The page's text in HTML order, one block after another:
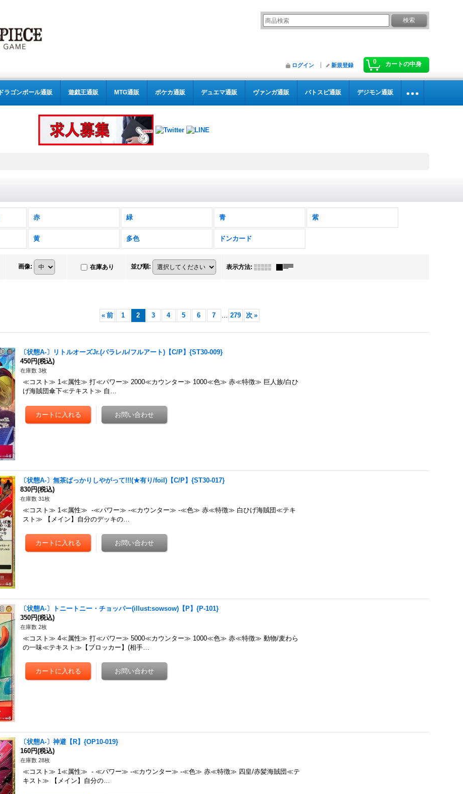
0 カートの中身
ログイン 新規登録
ドラゴンボール通販 遊戯王通販 MTG通販 ポケカ通販 デュエマ通販 ヴァンガ通販 バトスピ通販 デジモン通販
赤 緑 青 紫
黄 多色 ドンカード
画像: 在庫あり 並び順: 表示方法:
« 前 1 2 3 4 5 6 7 ... 279 次 »
〔状態A-〕リトルオーズJr.(パラレル/フルアート)【C/P】{ST30-009}
450円(税込)
在庫数 3枚
≪コスト≫ 1≪属性≫ 打≪パワー≫ 2000≪カウンター≫ 1000≪色≫ 赤≪特徴≫ 巨人族/白ひ
げ海賊団傘下≪テキスト≫ 自…
〔状態A-〕無茶ばっかりしやがって!!!(★有り/foil)【C/P】{ST30-017}
830円(税込)
在庫数 31枚
≪コスト≫ 1≪属性≫ -≪パワー≫ -≪カウンター≫ -≪色≫ 赤≪特徴≫ 白ひげ海賊団≪テキ
スト≫ 【メイン】自分のデッキの…
〔状態A-〕トニートニー・チョッパー(illust:sowsow)【P】{P-101}
350円(税込)
在庫数 2枚
≪コスト≫ 4≪属性≫ 打≪パワー≫ 5000≪カウンター≫ 1000≪色≫ 赤≪特徴≫ 動物/麦わら
の一味≪テキスト≫【ブロッカー】(相手…
〔状態A-〕神避【R】{OP10-019}
160円(税込)
在庫数 28枚
≪コスト≫ 1≪属性≫ - ≪パワー≫ -≪カウンター≫ -≪色≫ 赤≪特徴≫ 四皇/赤髪海賊団≪テ
キスト≫ 【メイン】自分の…